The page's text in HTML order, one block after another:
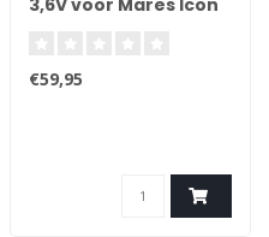
€59,95